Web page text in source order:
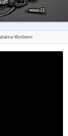
Yöntemi